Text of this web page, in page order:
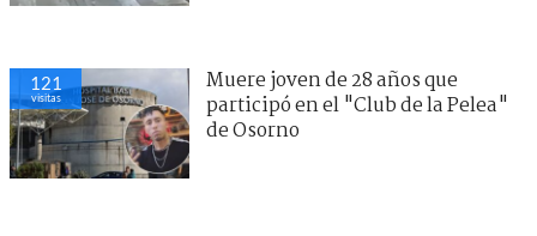
121
visitas
Muere joven de 28 años que
participó en el "Club de la Pelea"
de Osorno